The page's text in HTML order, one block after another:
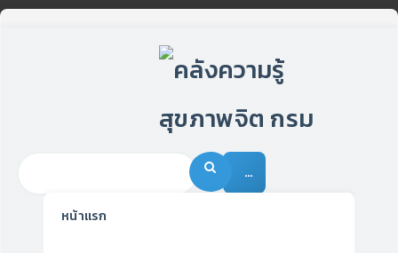
…
หน้าแรก